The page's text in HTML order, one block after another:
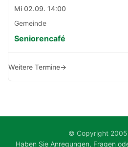
Mi 02.09. 14:00
Gemeinde
Seniorencafé
Weitere Termine→
© Copyright
Haben Sie Anregungen, Fragen